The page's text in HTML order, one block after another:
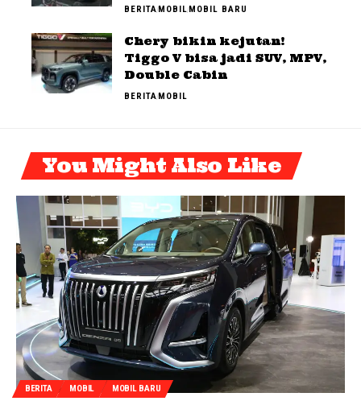
BERITAMOBILMOBIL BARU
Chery bikin kejutan!
Tiggo V bisa jadi SUV, MPV,
Double Cabin
BERITAMOBIL
You Might Also Like
BERITA MOBIL MOBIL BARU